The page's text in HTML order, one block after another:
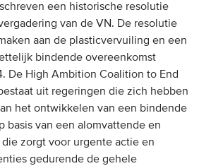
Publicaties
Webinars
Podcasts
Video’s
WIE WE ZIJN
Vereniging
een historische resolutie
van de VN. De resolutie
aan de plasticvervuiling en een
bindende overeenkomst
De High Ambition Coalition to End
uit regeringen die zich hebben
het ontwikkelen van een bindende
basis van een alomvattende en
zorgt voor urgente actie en
gedurende de gehele